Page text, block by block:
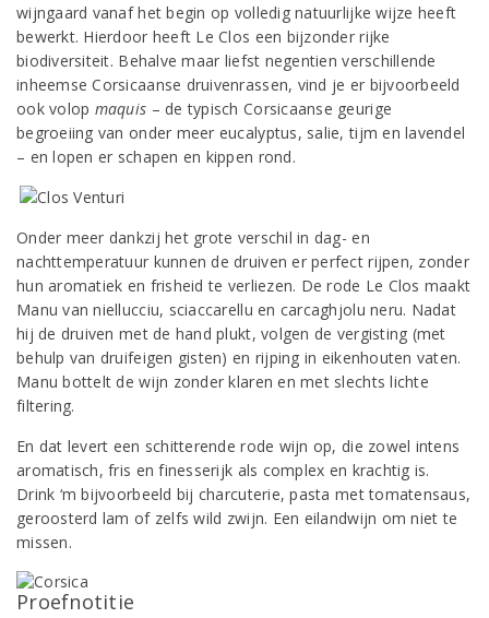
wijngaard vanaf het begin op volledig natuurlijke wijze heeft
bewerkt. Hierdoor heeft Le Clos een bijzonder rijke
biodiversiteit. Behalve maar liefst negentien verschillende
inheemse Corsicaanse druivenrassen, vind je er bijvoorbeeld
ook volop maquis – de typisch Corsicaanse geurige
begroeiing van onder meer eucalyptus, salie, tijm en lavendel
– en lopen er schapen en kippen rond.
Onder meer dankzij het grote verschil in dag- en
nachttemperatuur kunnen de druiven er perfect rijpen, zonder
hun aromatiek en frisheid te verliezen. De rode Le Clos maakt
Manu van niellucciu, sciaccarellu en carcaghjolu neru. Nadat
hij de druiven met de hand plukt, volgen de vergisting (met
behulp van druifeigen gisten) en rijping in eikenhouten vaten.
Manu bottelt de wijn zonder klaren en met slechts lichte
filtering.
En dat levert een schitterende rode wijn op, die zowel intens
aromatisch, fris en finesserijk als complex en krachtig is.
Drink ‘m bijvoorbeeld bij charcuterie, pasta met tomatensaus,
geroosterd lam of zelfs wild zwijn. Een eilandwijn om niet te
missen.
Proefnotitie